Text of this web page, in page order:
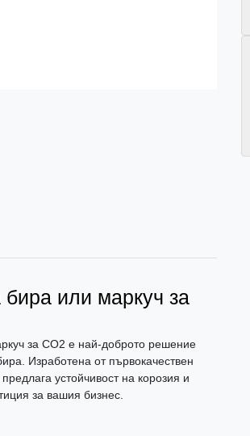
бира или маркуч за
за CO2 е най-доброто решение
Изработена от първокачествен
устойчивост на корозия и
за вашия бизнес.